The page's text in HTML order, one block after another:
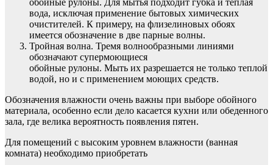
вода, исключая применение бытовых химических
очистителей. К примеру, на флизелиновых обоях
имеется обозначение в две парные волны.
Тройная волна. Тремя волнообразными линиями
обозначают супермоющиеся
обойные рулоны. Мыть их разрешается не только теплой
водой, но и с применением моющих средств.
Обозначения влажности очень важны при выборе обойного
материала, особенно если дело касается кухни или обеденного
зала, где велика вероятность появления пятен.
Для помещений с высоким уровнем влажности (ванная
комната) необходимо приобретать